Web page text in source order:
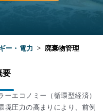
ー・電力 > 廃棄物管理
要
エコノミー（循環型経済）
境圧力の高まりにより、前例